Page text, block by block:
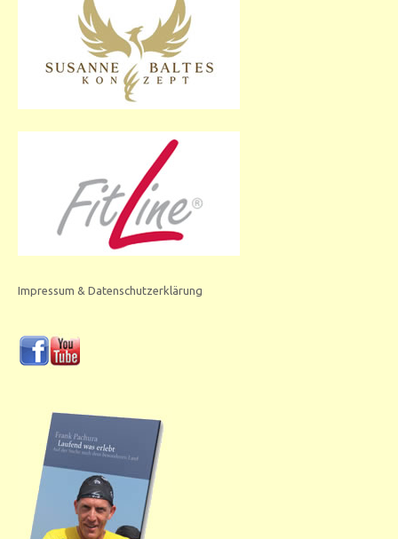
Impressum & Datenschutzerklärung